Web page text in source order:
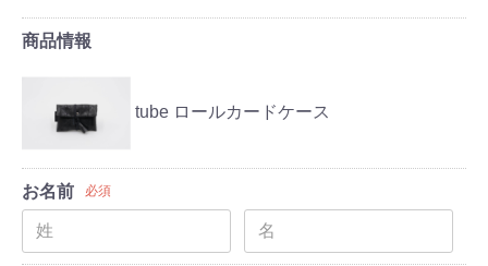
商品情報
tube ロールカードケース
お名前 必須